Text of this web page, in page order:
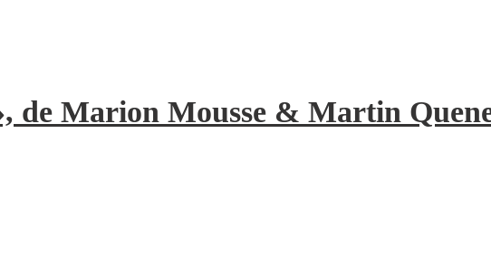
de Marion Mousse & Martin